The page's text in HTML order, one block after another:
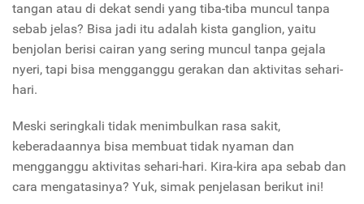
tangan atau di dekat sendi yang tiba-tiba muncul tanpa
sebab jelas? Bisa jadi itu adalah kista ganglion, yaitu
benjolan berisi cairan yang sering muncul tanpa gejala
nyeri, tapi bisa mengganggu gerakan dan aktivitas sehari-
hari.
Meski seringkali tidak menimbulkan rasa sakit,
keberadaannya bisa membuat tidak nyaman dan
mengganggu aktivitas sehari-hari. Kira-kira apa sebab dan
cara mengatasinya? Yuk, simak penjelasan berikut ini!